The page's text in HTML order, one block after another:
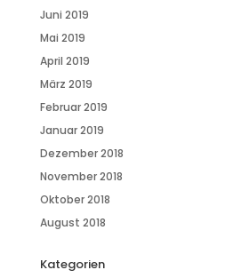
Juni 2019
Mai 2019
April 2019
März 2019
Februar 2019
Januar 2019
Dezember 2018
November 2018
Oktober 2018
August 2018
Kategorien